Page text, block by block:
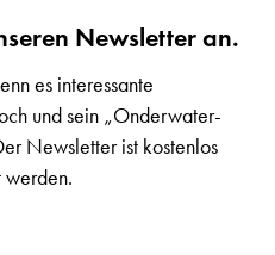
Newsletter an.
es interessante
und sein „Onderwater-
Newsletter ist kostenlos
werden.